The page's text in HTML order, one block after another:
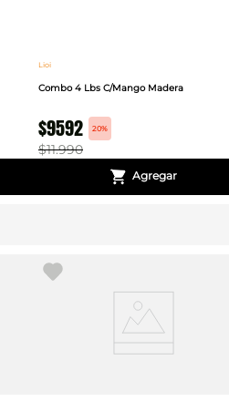
Lioi
Combo 4 Lbs C/Mango Madera
$9592 20%
$11.990